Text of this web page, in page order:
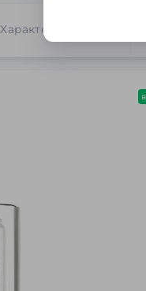
Характеристики